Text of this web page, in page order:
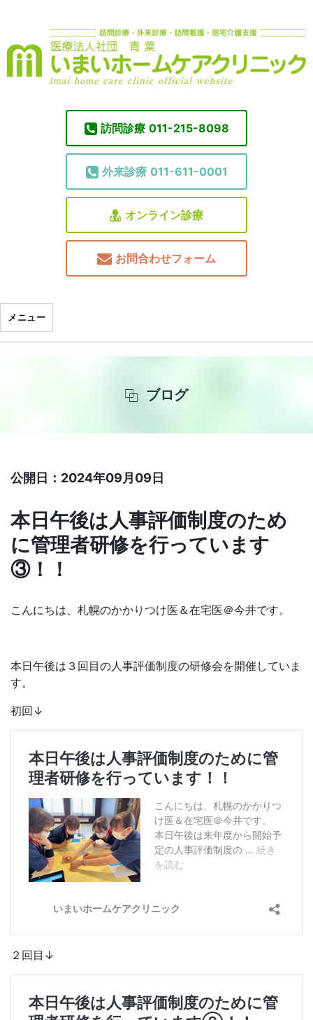
訪問診療 011-215-8098
外来診療 011-611-0001
オンライン診療
お問合わせフォーム
メニュー
ブログ
公開日：2024年09月09日
本日午後は人事評価制度のため
に管理者研修を行っています
③！！
こんにちは、札幌のかかりつけ医＆在宅医＠今井です。
本日午後は３回目の人事評価制度の研修会を開催していま
す。
初回↓
２回目↓